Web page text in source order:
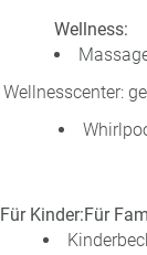
Wellness:
Wellnesscenter:
Für Kinder:Für